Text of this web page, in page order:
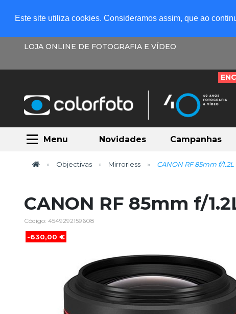
Este site utiliza cookies. Consideramos assim, que ao
LOJA ONLINE DE FOTOGRAFIA E VÍDEO
Menu Novidades Campanhas
Objectivas Mirrorless CANON RF 85mm f/1.2L
CANON RF 85mm f/
Código: 4549292159608
-630,00 €